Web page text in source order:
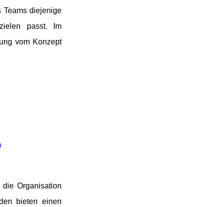
Teams diejenige
passt. Im
vom Konzept
Organisation
bieten einen